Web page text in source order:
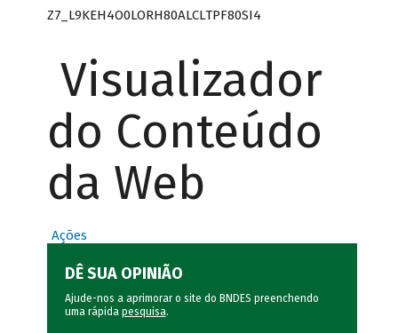
Z7_L9KEH4O0LORH80ALCLTPF80SI4
Visualizador
do Conteúdo
da Web
Ações
DÊ SUA OPINIÃO
Ajude-nos a aprimorar o site do BNDES preenchendo
uma rápida pesquisa.